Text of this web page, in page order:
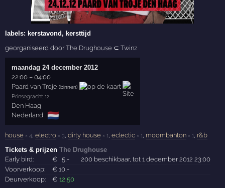
labels: kerstavond, kersttijd
georganiseerd doorThe Drughouse ⊂Twinz
maandag 24 december 2012
22:00 –04:00
Paard van Troje (binnen)
Prinsegracht 12
Den Haag
Nederland 🇳🇱
house × 4 ,electro × 3 ,dirty house × 1 ,eclectic × 1 moombahton × 1
r&b
Tickets & prijzenThe Drughouse
Early bird:
€ 5 ,-
200 beschikbaar, tot 1 december 2012 23:00
Voorverkoop:
€10 ,-
Deurverkoop:
€ 12 ,50